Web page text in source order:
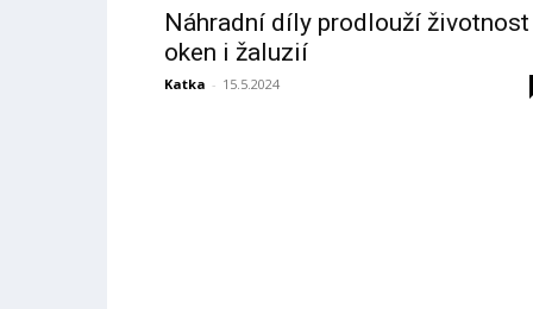
Náhradní díly prodlouží životnost
oken i žaluzií
Katka - 15.5.2024